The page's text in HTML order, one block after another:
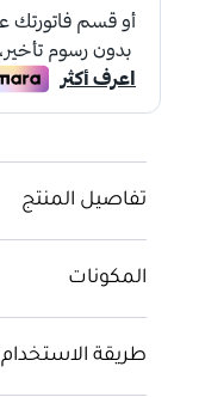
تفاصيل المنتج
المكونات
طريقة الاستخدام